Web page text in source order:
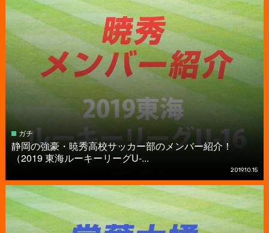
ガチ
静岡の強豪・暁秀高校サッカー部のメンバー紹介！
（2019 東海ルーキーリーグU-...
2019.10.15